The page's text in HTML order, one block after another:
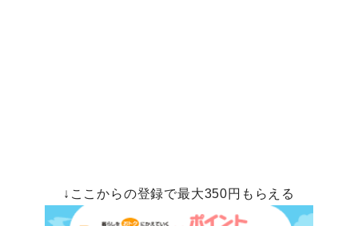
↓ここからの登録で最大350円もらえる